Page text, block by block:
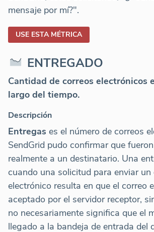
mensaje por mí?".
USE ESTA MÉTRICA
ENTREGADO
Cantidad de correos electrónicos
largo del tiempo.
Descripción
Entregas es el número de correos
SendGrid pudo confirmar que
realmente a un destinatario. Una
cuando una solicitud para enviar un
electrónico resulta en que el correo
aceptado por el servidor receptor,
no necesariamente significa que el
llegado a la bandeja de entrada del